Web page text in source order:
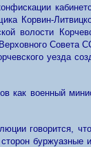
Корвин-
волости
Совета
уезда
как военный
говорится,
буржуазные